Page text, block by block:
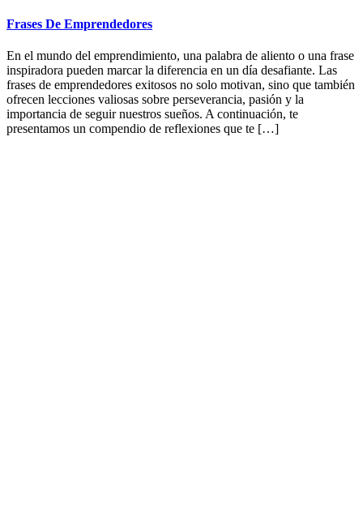
Frases De Emprendedores
En el mundo del emprendimiento, una palabra de aliento o una frase
inspiradora pueden marcar la diferencia en un día desafiante. Las
frases de emprendedores exitosos no solo motivan, sino que también
ofrecen lecciones valiosas sobre perseverancia, pasión y la
importancia de seguir nuestros sueños. A continuación, te
presentamos un compendio de reflexiones que te […]